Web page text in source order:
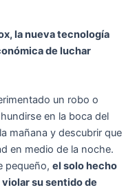
la nueva tecnología
de luchar
un robo o
en la boca del
mañana y descubrir que
en medio de la noche.
pequeño, el solo hecho
su sentido de